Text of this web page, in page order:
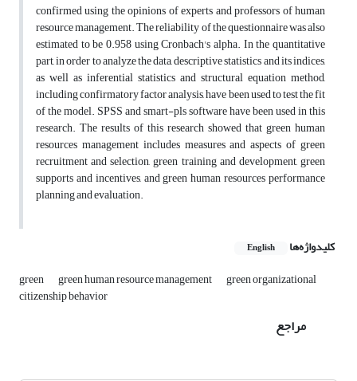
confirmed using the opinions of experts and professors of human
resource management. The reliability of the questionnaire was also
estimated to be 0.958 using Cronbach's alpha. In the quantitative
part, in order to analyze the data, descriptive statistics and its indices,
as well as inferential statistics and structural equation method,
including confirmatory factor analysis, have been used to test the fit
of the model. SPSS and smart-pls software have been used in this
research. The results of this research showed that green human
resources management includes measures and aspects of green
recruitment and selection, green training and development, green
supports and incentives, and green human resources performance
planning and evaluation.
کلیدواژه‌ها English
green green human resource management green organizational
citizenship behavior
مراجع